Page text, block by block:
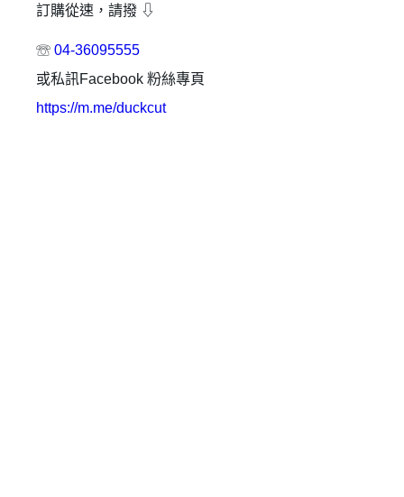
訂購從速，請撥 ⇩
☏ 04-36095555
或私訊Facebook 粉絲專頁
https://m.me/duckcut